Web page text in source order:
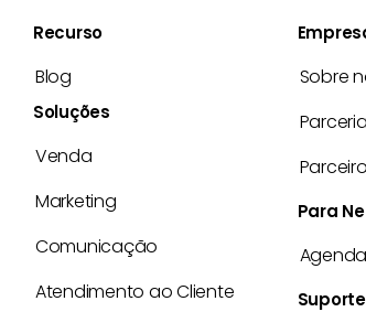
Recurso
Blog
Soluções
Venda
Marketing
Comunicação
Atendimento ao Cliente
Sobre
Para
Suporte